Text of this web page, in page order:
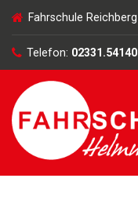
Fahrschule Reichberg
Telefon: 02331.54140